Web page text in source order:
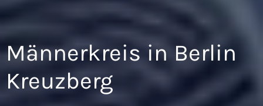
Männerkreis in Berlin
Kreuzberg